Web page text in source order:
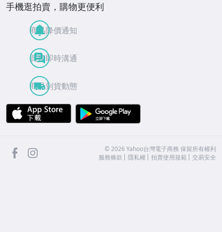
手機逛拍賣，購物更便利
商品降價通知
買賣即時溝通
商品到貨動態
APP Store
facebook ©2026 Yahoo台灣電子商務 保留所有權利
服務條款
隱私權 拍賣使用規範 交易安全